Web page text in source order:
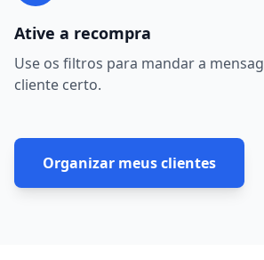
Ative a recompra
Use os filtros para mandar a
cliente certo.
Organizar meus clientes